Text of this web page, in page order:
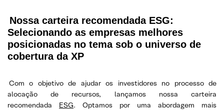
Nossa carteira recomendada ESG:
Selecionando as empresas melhores
posicionadas no tema sob o universo de
cobertura da XP
Com o objetivo de ajudar os investidores no processo de
alocação de recursos, lançamos nossa carteira
recomendada ESG. Optamos por uma abordagem mais